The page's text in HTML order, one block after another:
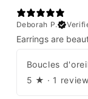
Deborah P.
Earrings are
5 ★ · 1 review